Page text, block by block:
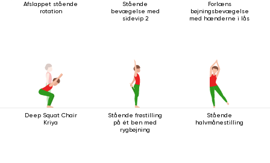
Afslappet stående
rotation
Stående
bevægelse med
sidevip 2
Forlæns
bøjningsbevægelse
med hænderne i lås
Deep Squat Chair
Kriya
Stående frøstilling
på ét ben med
rygbøjning
Stående
halvmånestilling